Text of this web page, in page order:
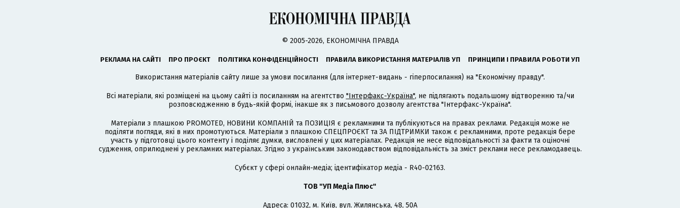
© 2005-2026, ЕКОНОМІЧНА ПРАВДА
РЕКЛАМА НА САЙТІ ПРО ПРОЄКТ ПОЛІТИКА КОНФІДЕНЦІЙНОСТІ ПРАВИЛА ВИКОРИСТАННЯ МАТЕРІАЛІВ УП ПРИНЦИПИ І ПРАВИЛА РОБОТИ УП
Використання матеріалів сайту лише за умови посилання (для інтернет-видань - гіперпосилання) на "Економічну правду".
Всі матеріали, які розміщені на цьому сайті із посиланням на агентство "Інтерфакс-Україна", не підлягають подальшому відтворенню та/чи
розповсюдженню в будь-якій формі, інакше як з письмового дозволу агентства "Інтерфакс-Україна".
Матеріали з плашкою PROMOTED, НОВИНИ КОМПАНІЙ та ПОЗИЦІЯ є рекламними та публікуються на правах реклами. Редакція може не
поділяти погляди, які в них промотуються. Матеріали з плашкою СПЕЦПРОЄКТ та ЗА ПІДТРИМКИ також є рекламними, проте редакція бере
участь у підготовці цього контенту і поділяє думки, висловлені у цих матеріалах. Редакція не несе відповідальності за факти та оціночні
судження, оприлюднені у рекламних матеріалах. Згідно з українським законодавством відповідальність за зміст реклами несе рекламодавець.
Cубєкт у сфері онлайн-медіа; ідентифікатор медіа - R40-02163.
ТОВ "УП Медіа Плюс"
Адреса: 01032, м. Київ, вул. Жилянська, 48, 50А